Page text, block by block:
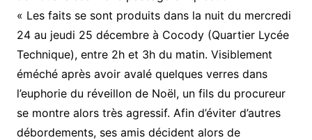
« Les faits se sont produits dans la nuit du mercredi
24 au jeudi 25 décembre à Cocody (Quartier Lycée
Technique), entre 2h et 3h du matin. Visiblement
éméché après avoir avalé quelques verres dans
l’euphorie du réveillon de Noël, un fils du procureur
se montre alors très agressif. Afin d’éviter d’autres
débordements, ses amis décident alors de